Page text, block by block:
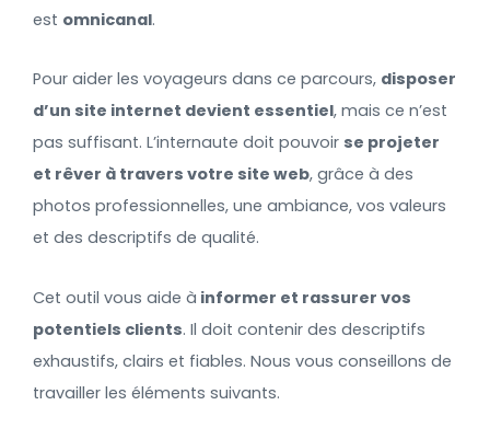
est omnicanal.
Pour aider les voyageurs dans ce parcours, disposer
d’un site internet devient essentiel, mais ce n’est
pas suffisant. L’internaute doit pouvoir se projeter
et rêver à travers votre site web, grâce à des
photos professionnelles, une ambiance, vos valeurs
et des descriptifs de qualité.
Cet outil vous aide à informer et rassurer vos
potentiels clients. Il doit contenir des descriptifs
exhaustifs, clairs et fiables. Nous vous conseillons de
travailler les éléments suivants.